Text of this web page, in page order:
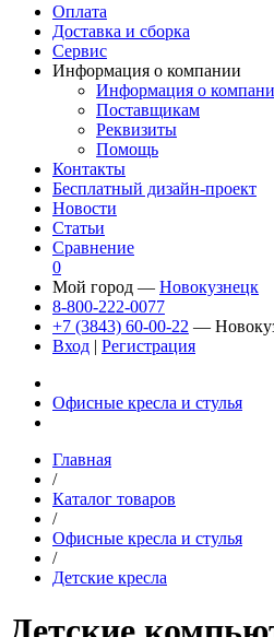
Оплата
Доставка и сборка
Сервис
Информация о компании
Информация о
Поставщикам
Реквизиты
Помощь
Контакты
Бесплатный дизайн-проект
Новости
Статьи
Сравнение
0
Мой город — Новокузнецк
8-800-222-0077
+7 (3843) 60-00-22 —
Вход | Регистрация
Офисные кресла и стулья
Главная
/
Каталог товаров
/
Офисные кресла и стулья
/
Детские кресла